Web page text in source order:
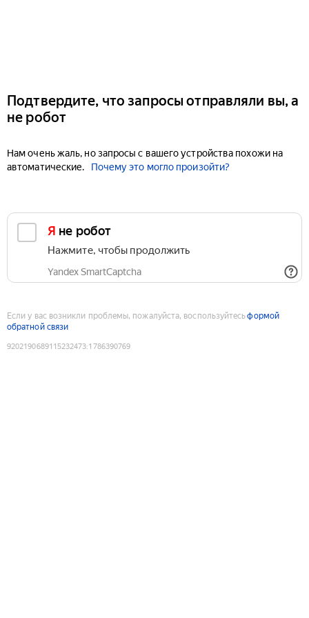
Подтвердите, что запросы отправляли вы, а
не робот
Нам очень жаль, но запросы с вашего устройства похожи на
автоматические.
Почему это могло произойти?
Я не робот
Нажмите, чтобы продолжить
Yandex SmartCaptcha
Если у вас возникли проблемы, пожалуйста, воспользуйтесьформой
обратной связи
9202190689115232473:1786390769